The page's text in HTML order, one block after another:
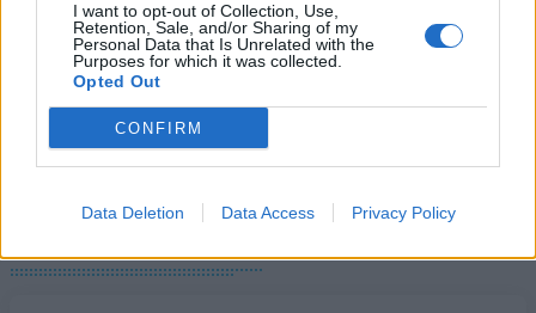
I want to opt-out of Collection, Use,
Retention, Sale, and/or Sharing of my
Personal Data that Is Unrelated with the
Purposes for which it was collected.
Opted Out
CONFIRM
Data Deletion Data Access Privacy Policy
ΡΟΗ ΕΙΔΗΣΕΩΝ